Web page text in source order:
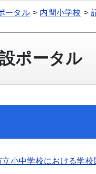
ータル 内間小学校
ポータル
立小中学校における学校